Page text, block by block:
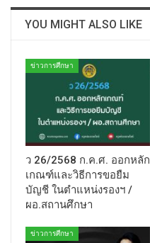
YOU MIGHT ALSO LIKE
ข่าวการศึกษา
ว 26/2568 ก.ค.ศ. ออกหลัก
เกณฑ์และวิธีการขอยืม
บัญชี ในตำแหน่งรองฯ /
ผอ.สถานศึกษา
ข่าวการศึกษา